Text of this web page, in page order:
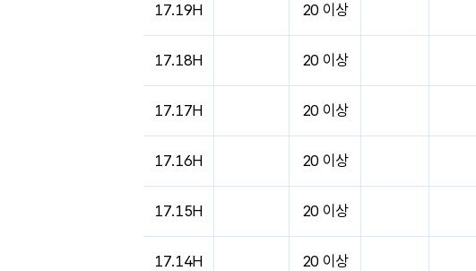
17.19H 20 이상
17.18H 20 이상
17.17H 20 이상
17.16H 20 이상
17.15H 20 이상
17.14H 20 이상